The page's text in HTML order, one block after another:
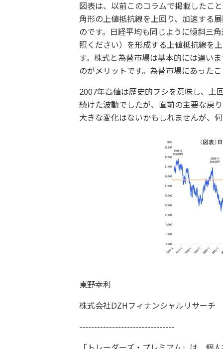
図表は、以前このコラムで掲載したこ
角形の上値抵抗線を上回り、加速する
のです。日経平均も同じように傾斜三
照ください）を形成する上値抵抗線を
す。株式と為替市場は基本的には違い
のがメリットです。為替市場にあった
2007年高値は歴史的フシを意味し、上
続けた波動でしたが、直前の主要な戻
大きな変化はないかもしれませんが、何
東野幸利
株式会社DZHフィナンシャルリサーチ
--------------------------------